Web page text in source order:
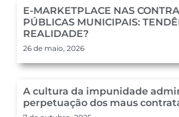
E-MARKETPLACE NAS
PÚBLICAS MUNICIPAIS:
REALIDADE?
26 de maio, 2026
A cultura da impunidade
perpetuação dos maus